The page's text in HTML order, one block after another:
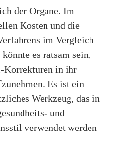
der Organe. Im
Kosten und die
im Vergleich
es ratsam sein,
Korrekturen in ihr
Es ist ein
Werkzeug, das in
und
verwendet werden